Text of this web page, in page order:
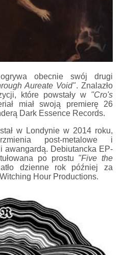
ogrywa obecnie swój drugi
Aureate Void". Znalazło
które powstały w "Cro's
miał swoją premierę 26
Dark Essence Records.
w Londynie w 2014 roku,
post-metalowe i
awangardą. Debiutancka EP-
po prostu "Five the
dzienne rok później za
Hour Productions.